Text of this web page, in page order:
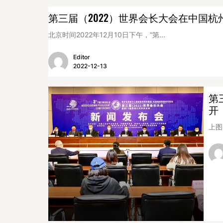
第三届（2022）世界会长大会在中国杭
北京时间2022年12月10日下午，“第...
Editor
2022-12-13
第
开
上